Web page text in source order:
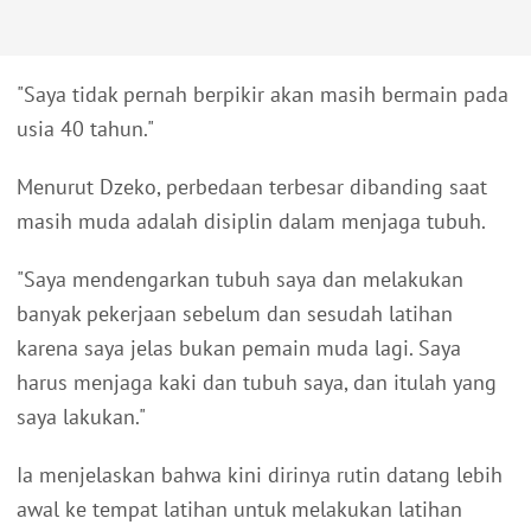
"Saya tidak pernah berpikir akan masih bermain pada
usia 40 tahun."
Menurut Dzeko, perbedaan terbesar dibanding saat
masih muda adalah disiplin dalam menjaga tubuh.
"Saya mendengarkan tubuh saya dan melakukan
banyak pekerjaan sebelum dan sesudah latihan
karena saya jelas bukan pemain muda lagi. Saya
harus menjaga kaki dan tubuh saya, dan itulah yang
saya lakukan."
Ia menjelaskan bahwa kini dirinya rutin datang lebih
awal ke tempat latihan untuk melakukan latihan